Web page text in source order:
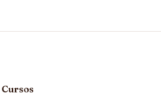
Cursos